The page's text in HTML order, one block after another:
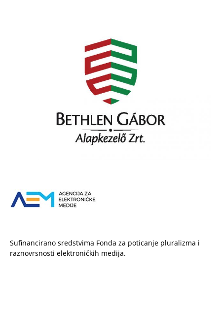
Sufinancirano sredstvima Fonda za poticanje pluralizma i
raznovrsnosti elektroničkih medija.